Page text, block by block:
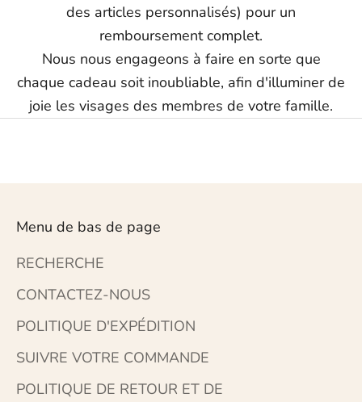
des articles personnalisés) pour un
remboursement complet.
Nous nous engageons à faire en sorte que
chaque cadeau soit inoubliable, afin d'illuminer de
joie les visages des membres de votre famille.
Menu de bas de page
RECHERCHE
CONTACTEZ-NOUS
POLITIQUE D'EXPÉDITION
SUIVRE VOTRE COMMANDE
POLITIQUE DE RETOUR ET DE